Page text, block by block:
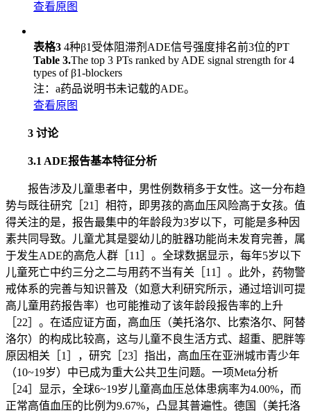
查看原图
表格3 4种β1受体阻滞剂ADE信号强度排名前3位的PT
Table 3.The top 3 PTs ranked by ADE signal strength for 4
types of β1-blockers
注：a药品说明书未记载的ADE。
查看原图
3 讨论
3.1 ADE报告基本特征分析
报告涉及儿童患者中，男性例数稍多于女性。这一分布趋
势与既往研究［21］相符，即男孩的高血压风险高于女孩。值
得关注的是，报告最集中的年龄段为3岁以下，可能是多种因
素共同导致。儿童尤其是婴幼儿的脏器功能尚未发育完善，属
于发生ADE的高危人群［11］。全球数据显示，每年5岁以下
儿童死亡中约三分之二与用药不当有关［11］。此外，药物警
戒体系的完善与知识普及（如意大利研究所示，通过培训可提
高儿童用药报告率）也可能推动了该年龄段报告率的上升
［22］。在适应证方面，高血压（美托洛尔、比索洛尔、阿替
洛尔）的构成比较高，这与儿童不良生活方式、超重、肥胖等
原因相关［1］，研究［23］指出，高血压在亚洲城市青少年
（10~19岁）中已成为重大公共卫生问题。一项Meta分析
［24］显示，全球6~19岁儿童高血压总体患病率为4.00%，而
正常高值血压的比例为9.67%，凸显其普遍性。德国（美托洛